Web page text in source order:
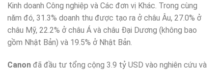
Kinh doanh Công nghiệp và Các đơn vị Khác. Trong cùng
năm đó, 31.3% doanh thu được tạo ra ở châu Âu, 27.0% ở
châu Mỹ, 22.2% ở châu Á và châu Đại Dương (không bao
gồm Nhật Bản) và 19.5% ở Nhật Bản.
Canon đã đầu tư tổng cộng 3.9 tỷ USD vào nghiên cứu và